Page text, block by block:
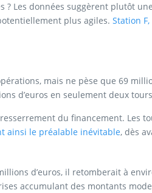
Les données suggèrent plutôt
plus agiles. Station
mais ne pèse que 69
d’euros en seulement deux
du financement. Les
ainsi le préalable inévitable, dès
d’euros, il retomberait à
accumulant des montants